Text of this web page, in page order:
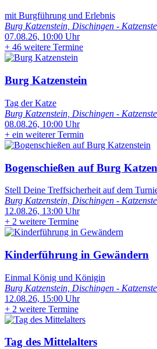
mit Burgführung und Erlebnis
Burg Katzenstein, Dischingen -
07.08.26, 10:00 Uhr
+ 46 weitere Termine
Burg Katzenstein
Tag der Katze
Burg Katzenstein, Dischingen -
08.08.26, 10:00 Uhr
+ ein weiterer Termin
Bogenschießen auf Burg
Stell Deine Treffsicherheit auf dem
Burg Katzenstein, Dischingen -
12.08.26, 13:00 Uhr
+ 2 weitere Termine
Kinderführung in Gewändern
Einmal König und Königin
Burg Katzenstein, Dischingen -
12.08.26, 15:00 Uhr
+ 2 weitere Termine
Tag des Mittelalters